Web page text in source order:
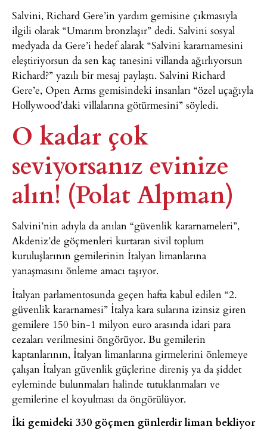
Salvini, Richard Gere’in yardım gemisine çıkmasıyla
ilgili olarak “Umarım bronzlaşır” dedi. Salvini sosyal
medyada da Gere’i hedef alarak “Salvini kararnamesini
eleştiriyorsun da sen kaç tanesini villanda ağırlıyorsun
Richard?” yazılı bir mesaj paylaştı. Salvini Richard
Gere’e, Open Arms gemisindeki insanları “özel uçağıyla
Hollywood’daki villalarına götürmesini” söyledi.
O kadar çok
seviyorsanız evinize
alın! (Polat Alpman)
Salvini’nin adıyla da anılan “güvenlik kararnameleri”,
Akdeniz’de göçmenleri kurtaran sivil toplum
kuruluşlarının gemilerinin İtalyan limanlarına
yanaşmasını önleme amacı taşıyor.
İtalyan parlamentosunda geçen hafta kabul edilen “2.
güvenlik kararnamesi” İtalya kara sularına izinsiz giren
gemilere 150 bin-1 milyon euro arasında idari para
cezaları verilmesini öngörüyor. Bu gemilerin
kaptanlarının, İtalyan limanlarına girmelerini önlemeye
çalışan İtalyan güvenlik güçlerine direniş ya da şiddet
eyleminde bulunmaları halinde tutuklanmaları ve
gemilerine el koyulması da öngörülüyor.
İki gemideki 330 göçmen günlerdir liman bekliyor